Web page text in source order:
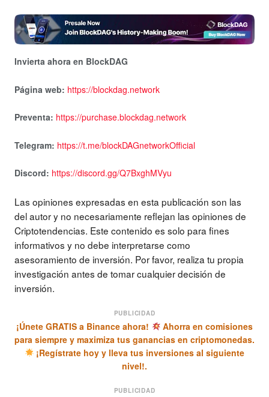
Invierta ahora en BlockDAG
Página web: https://blockdag.network
Preventa: https://purchase.blockdag.network
Telegram: https://t.me/blockDAGnetworkOfficial
Discord: https://discord.gg/Q7BxghMVyu
Las opiniones expresadas en esta publicación son las
del autor y no necesariamente reflejan las opiniones de
Criptotendencias. Este contenido es solo para fines
informativos y no debe interpretarse como
asesoramiento de inversión. Por favor, realiza tu propia
investigación antes de tomar cualquier decisión de
inversión.
PUBLICIDAD
¡Únete GRATIS a Binance ahora!
Ahorra en comisiones
para siempre y maximiza tus ganancias en criptomonedas.
¡Regístrate hoy y lleva tus inversiones al siguiente
nivel!.
PUBLICIDAD